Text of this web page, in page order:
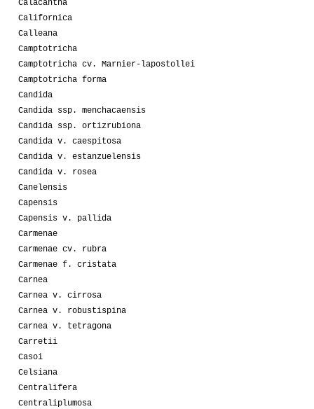
Calacantha
Californica
Calleana
Camptotricha
Camptotricha cv. Marnier-lapostollei
Camptotricha forma
Candida
Candida ssp. menchacaensis
Candida ssp. ortizrubiona
Candida v. caespitosa
Candida v. estanzuelensis
Candida v. rosea
Canelensis
Capensis
Capensis v. pallida
Carmenae
Carmenae cv. rubra
Carmenae f. cristata
Carnea
Carnea v. cirrosa
Carnea v. robustispina
Carnea v. tetragona
Carretii
Casoi
Celsiana
Centralifera
Centraliplumosa